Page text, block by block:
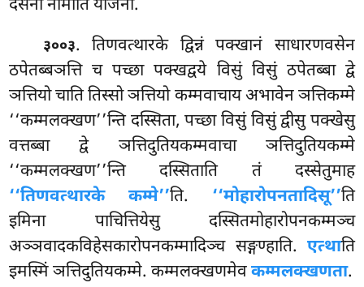
देसना नामाति योजना.
३००३. तिणवत्थारके द्विन्नं पक्खानं साधारणवसेन
ठपेतब्बञत्ति च पच्छा पक्खद्वये विसुं विसुं ठपेतब्बा द्वे
ञत्तियो चाति तिस्सो ञत्तियो कम्मवाचाय अभावेन ञत्तिकम्मे
‘‘कम्मलक्खण’’न्ति दस्सिता, पच्छा विसुं विसुं द्वीसु पक्खेसु
वत्तब्बा द्वे ञत्तिदुतियकम्मवाचा ञत्तिदुतियकम्मे
‘‘कम्मलक्खण’’न्ति दस्सिताति तं दस्सेतुमाह
‘‘तिणवत्थारके कम्मे’’ति. ‘‘मोहारोपनतादिसू’’ति
इमिना पाचित्तियेसु दस्सितमोहारोपनकम्मञ्च
अञ्ञवादकविहेसकारोपनकम्मादिञ्च सङ्गण्हाति. एत्थाति
इमस्मिं ञत्तिदुतियकम्मे. कम्मलक्खणमेवकम्मलक्खणता.